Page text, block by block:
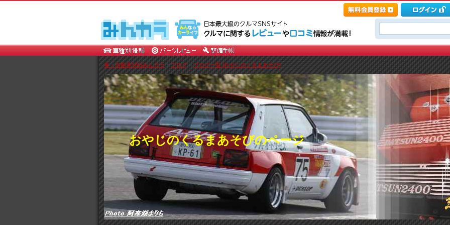
車・自動車SNSみんカラ>ブログ> ブログ一覧 [おやじのくるまあそび]
おやじのくるまあそびのページ